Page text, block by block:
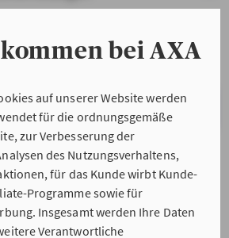
bei AXA
auf unserer Website werden
für die ordnungsgemäße
zur Verbesserung der
des Nutzungsverhaltens,
für das Kunde wirbt Kunde-
Programme sowie für
Insgesamt werden Ihre Daten
Verantwortliche
& WEITER